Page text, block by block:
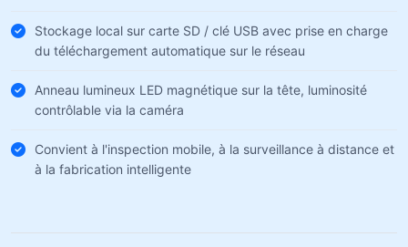
Stockage local sur carte SD / clé USB avec prise en charge
du téléchargement automatique sur le réseau
Anneau lumineux LED magnétique sur la tête, luminosité
contrôlable via la caméra
Convient à l'inspection mobile, à la surveillance à distance et
à la fabrication intelligente